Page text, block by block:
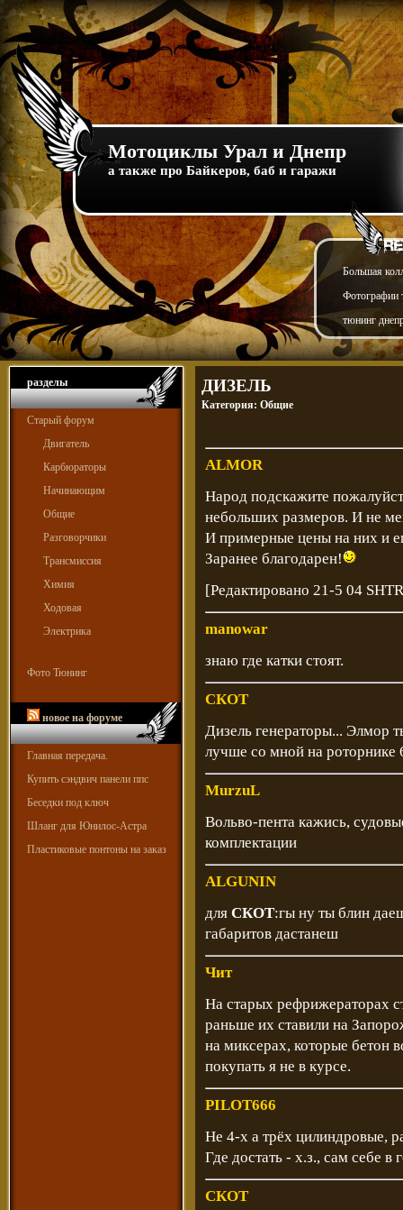
Мотоциклы Урал и Днепр
а также про Байкеров, баб и гаражи
Большая
Фотографии
тюнинг
разделы
Старый форум
Двигатель
Карбюраторы
Начинающим
Общие
Разговорчики
Трансмиссия
Химия
Ходовая
Электрика
Фото Тюнинг
новое на форуме
Главная передача.
Купить сэндвич панели ппс
Беседки под ключ
Шланг для Юнилос-Астра
Пластиковые понтоны на заказ
ДИЗЕЛЬ
Категория: Общие
ALMOR
Народ подскажите
небольших размеров. И не
И примерные цены на них и
Заранее благодарен!
[Редактировано 21-5 04
manowar
знаю где катки стоят.
СКОТ
Дизель генераторы... Элмор
лучше со мной на роторнике
MurzuL
Вольво-пента кажись,
комплектации
ALGUNIN
для СКОТ:гы ну ты блин
габаритов дастанеш
Чит
На старых рефрижераторах
раньше их ставили на
на миксерах, которые бетон
покупать я не в курсе.
PILOT666
Не 4-х а трёх цилиндровые,
Где достать - х.з., сам себе в
СКОТ